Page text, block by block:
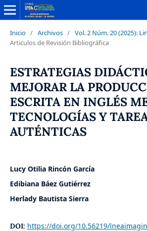
Inicio / Archivos / Vol. 2 Núm. 20 (2025):
Articulos de Revisión Bibliográfica
ESTRATEGIAS
MEJORAR LA
ESCRITA EN INGLÉS
TECNOLOGÍAS Y
AUTÉNTICAS
Lucy Otilia Rincón García
Edibiana Báez Gutiérrez
Herlady Bautista Sierra
DOI: https://doi.org/10.56219/